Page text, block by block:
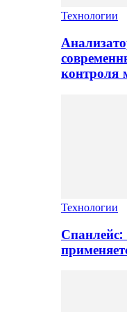
Технологии
контроля
Технологии
Спанлейс: